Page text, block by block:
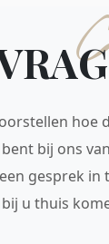
hoe
bij ons
gesprek in
u thuis